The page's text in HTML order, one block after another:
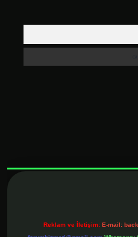
Reklam ve İletişim: E-mail: